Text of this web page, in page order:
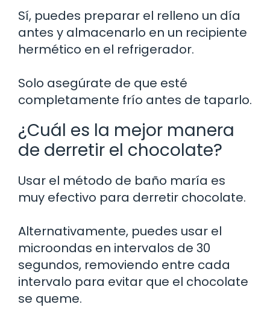
Sí, puedes preparar el relleno un día
antes y almacenarlo en un recipiente
hermético en el refrigerador.
Solo asegúrate de que esté
completamente frío antes de taparlo.
¿Cuál es la mejor manera
de derretir el chocolate?
Usar el método de baño maría es
muy efectivo para derretir chocolate.
Alternativamente, puedes usar el
microondas en intervalos de 30
segundos, removiendo entre cada
intervalo para evitar que el chocolate
se queme.